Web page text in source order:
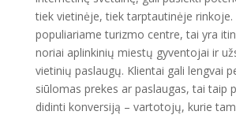
tiek vietinėje, tiek tarptautinėje rinkoje.
populiariame turizmo centre, tai yra
noriai aplinkinių miestų gyventojai ir
vietinių paslaugų. Klientai gali lengvai
siūlomas prekes ar paslaugas, tai taip
didinti konversiją – vartotojų, kurie